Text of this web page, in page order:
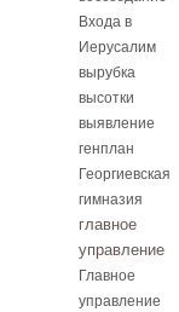
Входа в
Иерусалим
вырубка
высотки
выявление
генплан
Георгиевская
гимназия
главное
управление
Главное
управление